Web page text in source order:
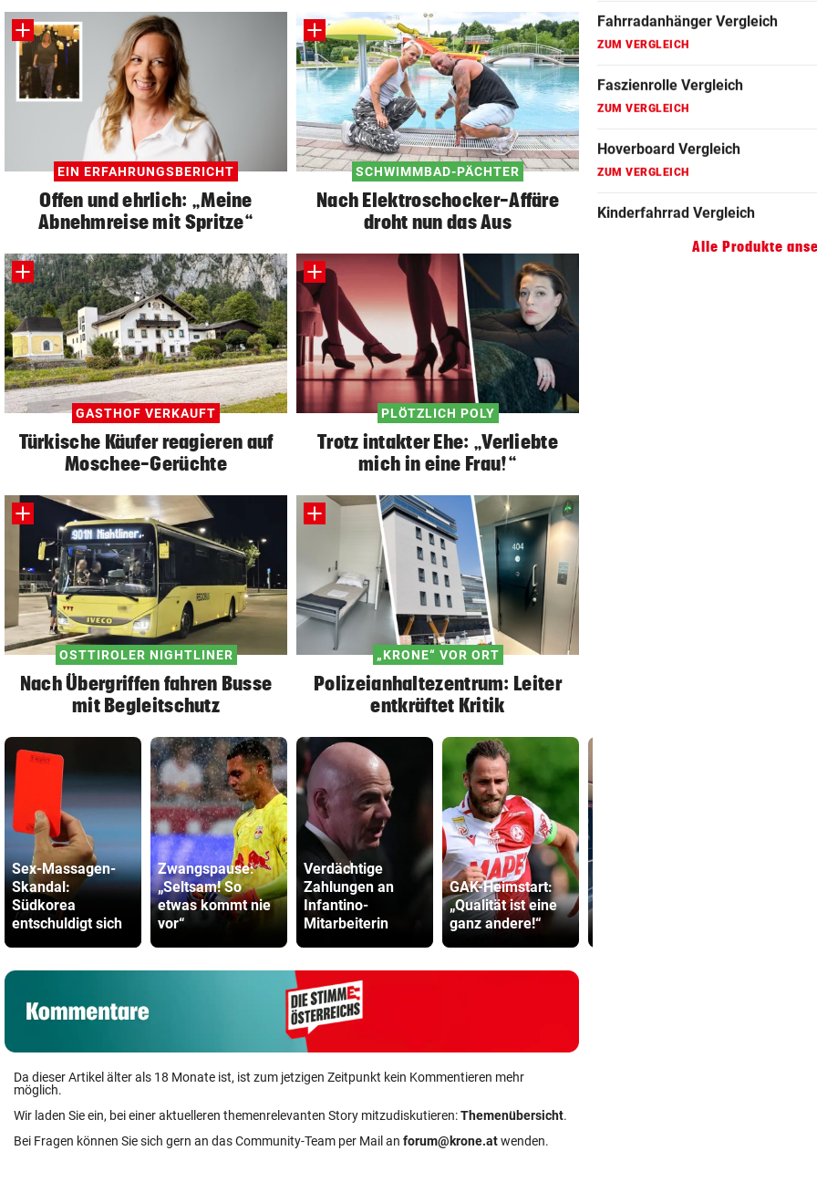
EIN ERFAHRUNGSBERICHT
Offen und ehrlich: „Meine
Abnehmreise mit Spritze“
SCHWIMMBAD-PÄCHTER
Nach Elektroschocker-Affäre
droht nun das Aus
GASTHOF VERKAUFT
Türkische Käufer reagieren auf
Moschee-Gerüchte
PLÖTZLICH POLY
Trotz intakter Ehe: „Verliebte
mich in eine Frau!“
OSTTIROLER NIGHTLINER
Nach Übergriffen fahren Busse
mit Begleitschutz
„KRONE“ VOR ORT
Polizeianhaltezentrum: Leiter
entkräftet Kritik
Sex-Massagen-
Skandal:
Südkorea
entschuldigt sich
Zwangspause:
„Seltsam! So
etwas kommt nie
vor“
Verdächtige
Zahlungen an
Infantino-
Mitarbeiterin
GAK-Heimstart:
„Qualität ist eine
ganz andere!“
Da dieser Artikel älter als 18 Monate ist, ist zum jetzigen Zeitpunkt kein Kommentieren mehr
möglich.
Wir laden Sie ein, bei einer aktuelleren themenrelevanten Story mitzudiskutieren:Themenübersicht.
Bei Fragen können Sie sich gern an das Community-Team per Mail an forum@krone.atwenden.
ZUM VERGLEICH
ZUM VERGLEICH
ZUM VERGLEICH
ZUM VERGLEICH
Alle Produkte